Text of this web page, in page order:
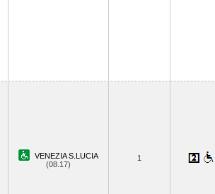
VENEZIA S.LUCIA
(08.17)
1